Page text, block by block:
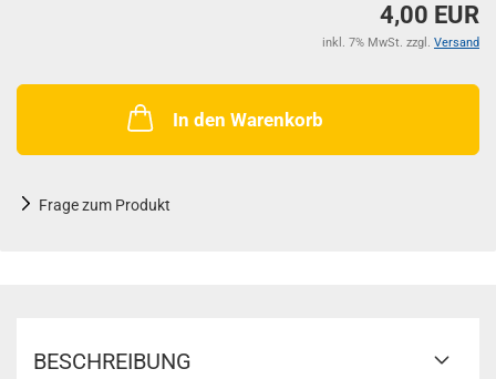
4,00 EUR
inkl. 7% MwSt. zzgl. Versand
In den Warenkorb
Frage zum Produkt
BESCHREIBUNG